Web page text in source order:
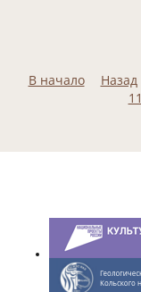
В начало
Назад
11